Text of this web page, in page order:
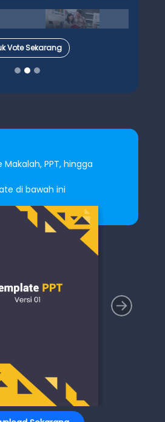
Vote Sekarang
PPT, hingga
di bawah ini